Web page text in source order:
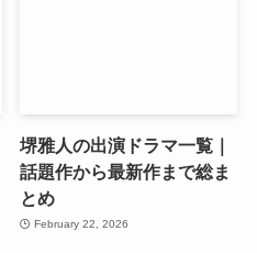
堺雅人の出演ドラマ一覧｜
話題作から最新作まで総ま
とめ
February 22, 2026